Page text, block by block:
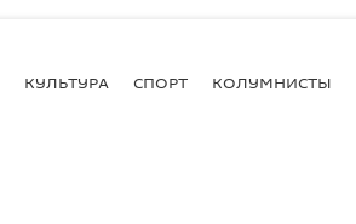
КУЛЬТУРА СПОРТ КОЛУМНИСТЫ